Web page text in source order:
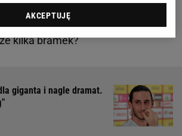
polskiegobramkarza mecz był
- i kto wie, może Barcelona
kilka bramek?
giganta i nagle dramat.
AKCEPTUJĘ